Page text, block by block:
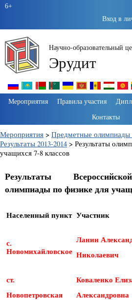
6+
Вход в
Научно-образовательный
Эрудит
Мероприятия Правила участия
Контакты
Мероприятия > Предметные олимпиады
Результаты 2013-2014 > Результаты
учащихся 7-8 классов
Результаты
олимпиады по физике для
Населенный пункт Участник
с.
Новомихайловское
Ланин
Николаевич
ст.
Новопетровская
Коваленко
Александровна